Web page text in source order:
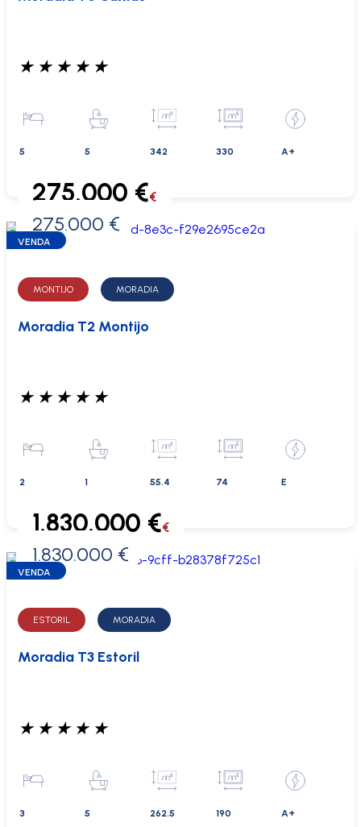
★ ★ ★ ★ ★
5 5 342 330 A+
0 €
275.000 €€
275.000 €
VENDA
MONTIJO MORADIA
Moradia T2 Montijo
★ ★ ★ ★ ★
2 1 55.4 74 E
0 €
1.830.000 €€
1.830.000 €
VENDA
ESTORIL MORADIA
Moradia T3 Estoril
★ ★ ★ ★ ★
3 5 262.5 190 A+